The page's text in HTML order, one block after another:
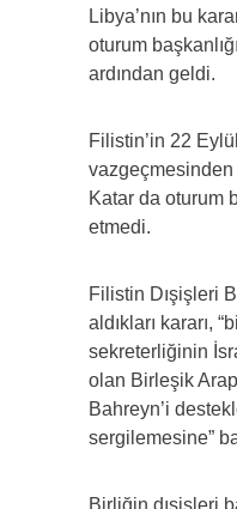
Libya’nın bu
oturum
ardından geldi.
Filistin’in 22
Katar da oturum
etmedi.
Filistin Dışişleri
aldıkları kararı,
sekreterliğinin
olan Birleşik
Bahreyn’i
sergilemesine”